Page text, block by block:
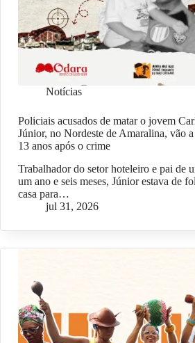
Notícias
Policiais acusados de matar o jovem
Júnior, no Nordeste de Amaralina, vão
13 anos após o crime
Trabalhador do setor hoteleiro e pai de
um ano e seis meses, Júnior estava de
casa para…
jul 31, 2026